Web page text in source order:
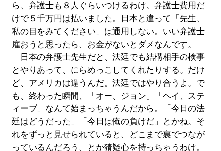
ら、弁護士も８人ぐらいつけるわけ。弁護士費用だ
けで５千万円は払いました。日本と違って「先生、
私の目をみてください」は通用しない。いい弁護士
雇おうと思ったら、お金がないとダメなんです。
日本の弁護士先生だと、法廷でも結構相手の検事
とやりあって、にらめっこしてくれたりする。だけ
ど、アメリカは違うんだ。法廷ではやり合うよ。で
も、終わった瞬間、「オー、ジョン」「ヘイ、ステ
ィーブ」なんて始まっちゃうんだから。「今日の法
廷はどうだった」「今日は俺の負けだ」とかね。そ
れをずっと見せられていると、どこまで裏でつなが
っているんだろう、とか猜疑心を持っちゃうわけ。